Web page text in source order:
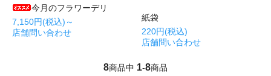
今月のフラワーデリ
7,150円(税込)～
店舗問い合わせ
紙袋
220円(税込)
店舗問い合わせ
8商品中 1-8商品